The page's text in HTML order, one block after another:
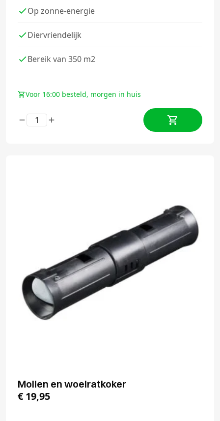
Op zonne-energie
Diervriendelijk
Bereik van 350 m2
Voor 16:00 besteld, morgen in huis
Mollen en woelratkoker
€ 19,95